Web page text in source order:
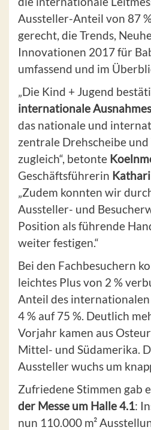
Aussteller-Anteil von 87
gerecht, die Trends,
Innovationen 2017 für
umfassend und im
„Die Kind + Jugend
internationale
das nationale und
zentrale Drehscheibe
zugleich“, betonte
Geschäftsführerin
„Zudem konnten wir
Aussteller- und
Position als führende
weiter festigen.“
Bei den Fachbesuchern
leichtes Plus von 2 %
Anteil des
4 % auf 75 %. Deutlich
Vorjahr kamen aus
Mittel- und Südamerika.
Aussteller wuchs um
Zufriedene Stimmen gab
der Messe um Halle 4.1:
nun 110.000 m²